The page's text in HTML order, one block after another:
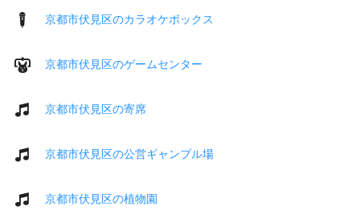
京都市伏見区のカラオケボックス
京都市伏見区のゲームセンター
京都市伏見区の寄席
京都市伏見区の公営ギャンブル場
京都市伏見区の植物園